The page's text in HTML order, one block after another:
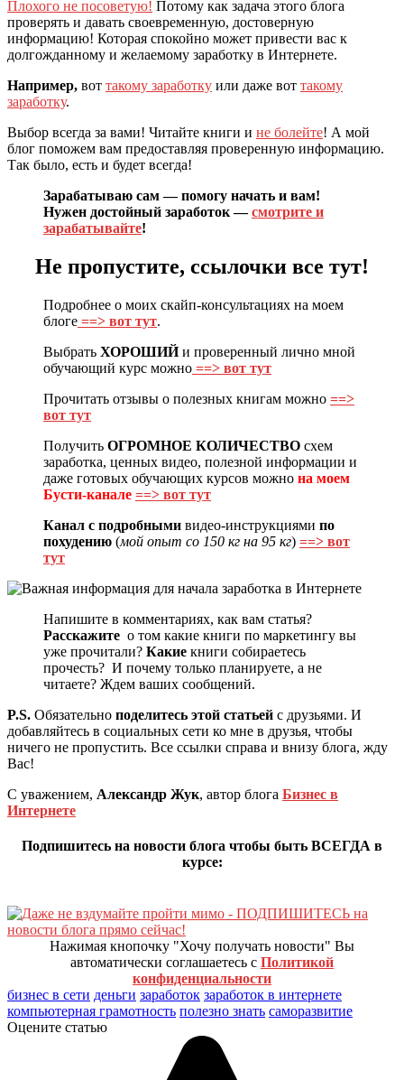
Плохого не посоветую! Потому как задача этого блога
проверять и давать своевременную, достоверную
информацию! Которая спокойно может привести вас к
долгожданному и желаемому заработку в Интернете.
Например, вот такому заработку или даже вот такому
заработку.
Выбор всегда за вами! Читайте книги и не болейте! А мой
блог поможем вам предоставляя проверенную информацию.
Так было, есть и будет всегда!
Зарабатываю сам — помогу начать и вам!
Нужен достойный заработок —смотрите и
зарабатывайте!
Не пропустите, ссылочки все тут!
Подробнее о моих скайп-консультациях на моем
блоге ==> вот тут.
Выбрать ХОРОШИЙи проверенный лично мной
обучающий курс можно ==> вот тут
Прочитать отзывы о полезных книгам можно ==>
вот тут
Получить ОГРОМНОЕ КОЛИЧЕСТВО схем
заработка, ценных видео, полезной информации и
даже готовых обучающих курсов можно на моем
Бусти-канале ==> вот тут
Канал с подробными видео-инструкциями по
похудению (мой опыт со 150 кг на 95 кг) ==> вот
тут
Напишите в комментариях, как вам статья?
Расскажите о том какие книги по маркетингу вы
уже прочитали? Какие книги собираетесь
прочесть? И почему только планируете, а не
читаете? Ждем ваших сообщений.
P.S. Обязательно поделитесь этой статьей с друзьями. И
добавляйтесь в социальных сети ко мне в друзья, чтобы
ничего не пропустить. Все ссылки справа и внизу блога, жду
Вас!
С уважением, Александр Жук, автор блога Бизнес в
Интернете
Подпишитесь на новости блога чтобы быть ВСЕГДА в
курсе:
Нажимая кнопочку "Хочу получать новости" Вы
автоматически соглашаетесь с Политикой
конфиденциальности
бизнес в сети деньги заработок заработок в интернете
компьютерная грамотность полезно знать саморазвитие
Оцените статью